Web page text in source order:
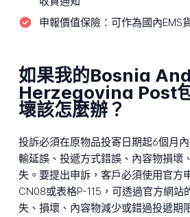
申報價值保險： 可作為國內EMS
如果我的Bosnia And
Herzegovina Post
壞該怎麼辦？
投訴必須在原物品投寄日期起6個月
輸延誤、投遞方式錯誤、內容物損壞
失。要提出申訴，客戶必須使用官方
CN08或表格P-115，可透過官方網站
失、損壞、內容物減少或錯過投遞期